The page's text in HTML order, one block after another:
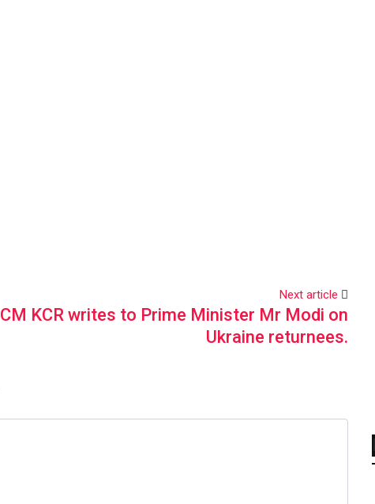
Next article
CM KCR writes to Prime Minister Mr Modi on
Ukraine returnees.